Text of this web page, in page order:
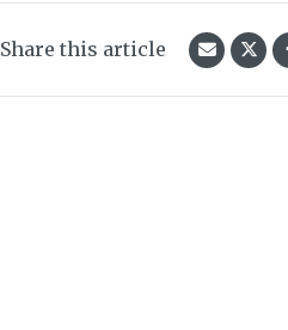
Share this article